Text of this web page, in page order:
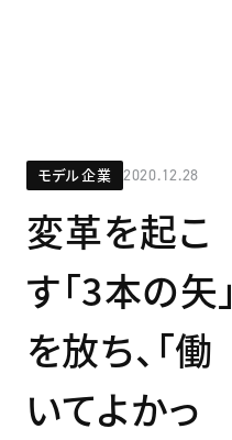
モデル企業 2020.12.28
変革を起こ
す「3本の矢」
を放ち、「働
いてよかっ